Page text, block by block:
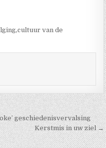
,cultuur van de
geschiedenisvervalsing
Kerstmis in uw ziel →